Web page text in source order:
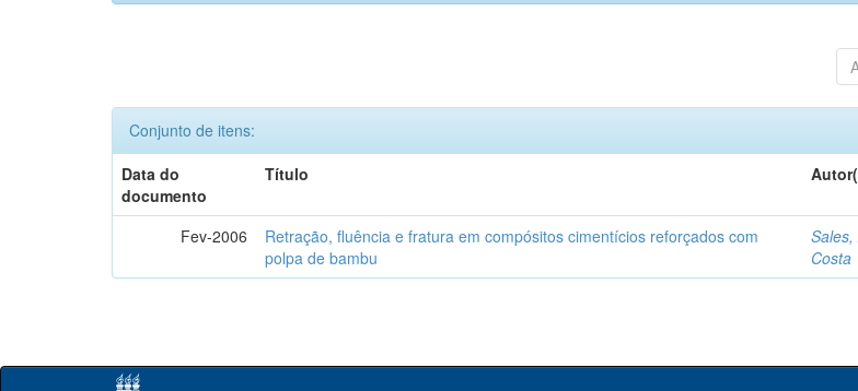
Conjunto de itens:
Data do
documento
Título
Fev-2006
Retração, fluência e fratura em compósitos cimentícios reforçados com
polpa de bambu
Costa